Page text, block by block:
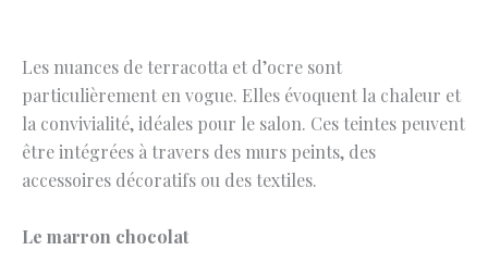
Les nuances de terracotta et d’ocre sont
particulièrement en vogue. Elles évoquent la chaleur et
la convivialité, idéales pour le salon. Ces teintes peuvent
être intégrées à travers des murs peints, des
accessoires décoratifs ou des textiles.
Le marron chocolat